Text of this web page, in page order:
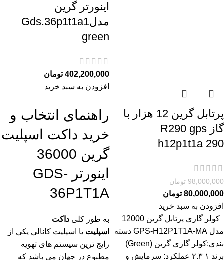
پرتابل گرین 12 هزار با
گاز R290 gps
h12p1t1a 290
98,000,000 تومان
80,000,000 تومان
افزودن به سبد خرید
کولر گازی پرتابل گرین 12000
مدل GPS-H12P1T1A-MA دسته
بندی:کولر گازی گرین (Green)
برند ۱ ۲.۳ عملکرد: سرمايش و
اینورتر گرین
مدلGds.36p1t1a1
green
402,200,000 تومان
افزودن به سبد خرید
راهنمای انتخاب و
خرید داکت اسپلیت
گرین 36000
اینورتر GDS-
36P1T1A
به طور کلی داکت
اسپلیت یا اسپلیت کانالی یکی از
رایج ترین سیستم های تهویه
مطبوع در جهان می باشد که